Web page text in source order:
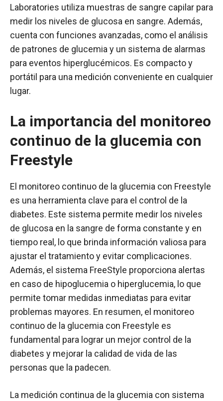
Laboratories utiliza muestras de sangre capilar para
medir los niveles de glucosa en sangre. Además,
cuenta con funciones avanzadas, como el análisis
de patrones de glucemia y un sistema de alarmas
para eventos hiperglucémicos. Es compacto y
portátil para una medición conveniente en cualquier
lugar.
La importancia del monitoreo
continuo de la glucemia con
Freestyle
El monitoreo continuo de la glucemia con Freestyle
es una herramienta clave para el control de la
diabetes. Este sistema permite medir los niveles
de glucosa en la sangre de forma constante y en
tiempo real, lo que brinda información valiosa para
ajustar el tratamiento y evitar complicaciones.
Además, el sistema FreeStyle proporciona alertas
en caso de hipoglucemia o hiperglucemia, lo que
permite tomar medidas inmediatas para evitar
problemas mayores. En resumen, el monitoreo
continuo de la glucemia con Freestyle es
fundamental para lograr un mejor control de la
diabetes y mejorar la calidad de vida de las
personas que la padecen.
La medición continua de la glucemia con sistema